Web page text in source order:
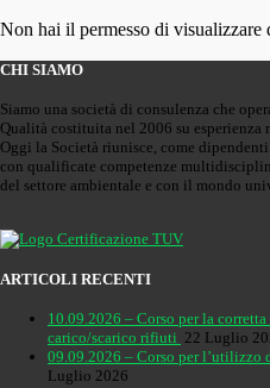
Non hai il permesso di visualizzare
CHI SIAMO
Siamo una società di consulenza che
Qualità costituita nel 2006 su esperienza
Oggi la Società riunisce, come
con qualificate competenze
del settore ambientale e con il mondo
ARTICOLI RECENTI
10.09.2026 – Corso per la
carico/scarico rifiuti 22 Luglio
09.09.2026 – Corso per l’utilizzo
Luglio 2026